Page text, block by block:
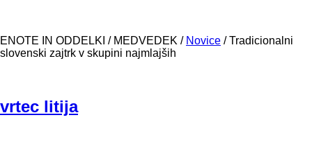
ENOTE IN ODDELKI / MEDVEDEK / Novice /Tradicionalni
slovenski zajtrk v skupini najmlajših
vrtec litija